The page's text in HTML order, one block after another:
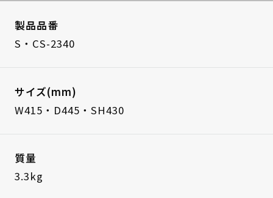
製品品番
S・CS-2340
サイズ(mm)
W415・D445・SH430
質量
3.3kg